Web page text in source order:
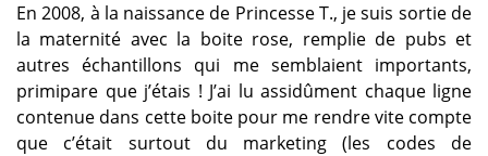
En 2008, à la naissance de Princesse T., je suis sortie de
la maternité avec la boite rose, remplie de pubs et
autres échantillons qui me semblaient importants,
primipare que j’étais ! J’ai lu assidûment chaque ligne
contenue dans cette boite pour me rendre vite compte
que c’était surtout du marketing (les codes de